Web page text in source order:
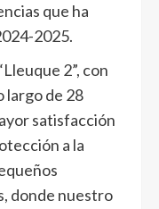
que ha
2025.
2”, con
largo de 28
satisfacción
a la
donde nuestro